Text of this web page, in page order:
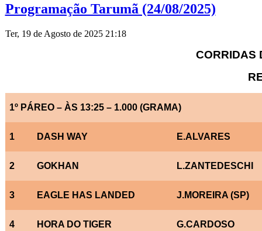
Programação Tarumã (24/08/2025)
Ter, 19 de Agosto de 2025 21:18
CORRIDAS
1º PÁREO – ÀS 13:25 – 1.000 (GRAMA)
1 DASH WAY E.ALVARES
2 GOKHAN L.ZANTEDESCHI
3 EAGLE HAS LANDED J.MOREIRA (SP)
4 HORA DO TIGER G.CARDOSO